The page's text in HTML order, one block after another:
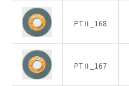
PTⅡ_168
PTⅡ_167